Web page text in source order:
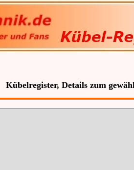
Kübelregister, Details zum